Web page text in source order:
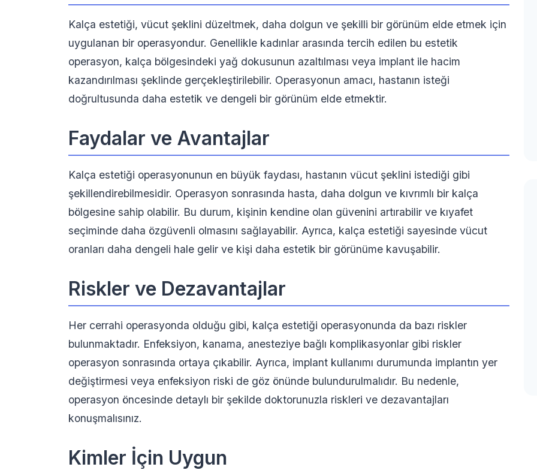
Kalça estetiği, vücut şeklini düzeltmek, daha dolgun ve şekilli bir görünüm elde etmek için
uygulanan bir operasyondur. Genellikle kadınlar arasında tercih edilen bu estetik
operasyon, kalça bölgesindeki yağ dokusunun azaltılması veya implant ile hacim
kazandırılması şeklinde gerçekleştirilebilir. Operasyonun amacı, hastanın isteği
doğrultusunda daha estetik ve dengeli bir görünüm elde etmektir.
Faydalar ve Avantajlar
Kalça estetiği operasyonunun en büyük faydası, hastanın vücut şeklini istediği gibi
şekillendirebilmesidir. Operasyon sonrasında hasta, daha dolgun ve kıvrımlı bir kalça
bölgesine sahip olabilir. Bu durum, kişinin kendine olan güvenini artırabilir ve kıyafet
seçiminde daha özgüvenli olmasını sağlayabilir. Ayrıca, kalça estetiği sayesinde vücut
oranları daha dengeli hale gelir ve kişi daha estetik bir görünüme kavuşabilir.
Riskler ve Dezavantajlar
Her cerrahi operasyonda olduğu gibi, kalça estetiği operasyonunda da bazı riskler
bulunmaktadır. Enfeksiyon, kanama, anesteziye bağlı komplikasyonlar gibi riskler
operasyon sonrasında ortaya çıkabilir. Ayrıca, implant kullanımı durumunda implantın yer
değiştirmesi veya enfeksiyon riski de göz önünde bulundurulmalıdır. Bu nedenle,
operasyon öncesinde detaylı bir şekilde doktorunuzla riskleri ve dezavantajları
konuşmalısınız.
Kimler İçin Uygun